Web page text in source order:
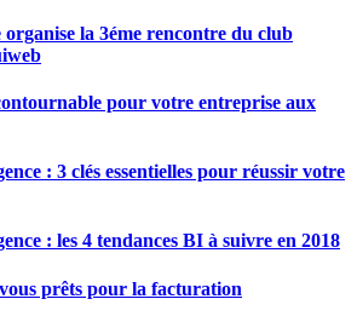
organise la 3éme rencontre du club
pour votre entreprise aux
: 3 clés essentielles pour réussir votre
: les 4 tendances BI à suivre en 2018
prêts pour la facturation